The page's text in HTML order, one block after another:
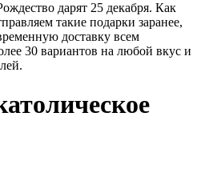
дарят 25 декабря. Как
такие подарки заранее,
доставку всем
30 вариантов на любой вкус и